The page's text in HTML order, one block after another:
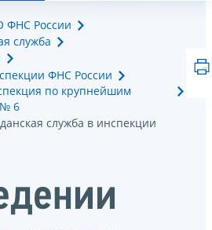
ФНС России
служба
ФНС России
по крупнейшим
№ 6
служба в инспекции